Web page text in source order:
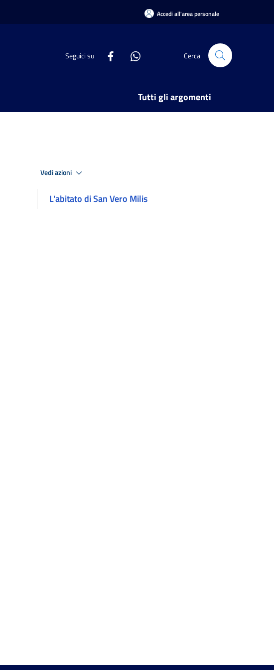
Accedi all'area personale
Seguici su Cerca
Tutti gli argomenti
Vedi azioni
L'abitato di San Vero Milis